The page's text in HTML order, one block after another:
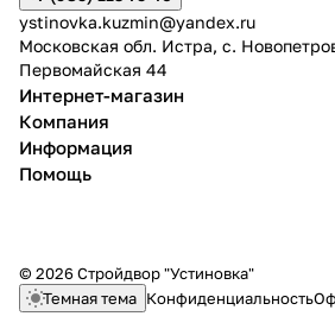
ystinovka.kuzmin@yandex.ru
Московская обл. Истра, с.
Первомайская 44
Интернет-магазин
Компания
Информация
Помощь
© 2026 Стройдвор "Устиновка"
Темная тема Конфиденциальность